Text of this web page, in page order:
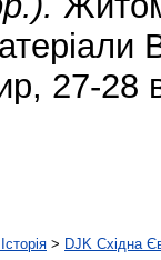
27-
> DJK Східна